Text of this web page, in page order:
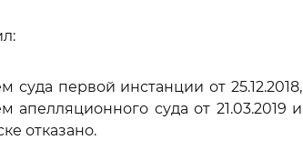
первой инстанции от 25.12.2018,
суда от 21.03.2019 и
отказано.